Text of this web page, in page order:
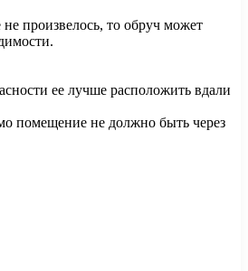
произвелось, то обруч может
ее лучше расположить вдали
помещение не должно быть через